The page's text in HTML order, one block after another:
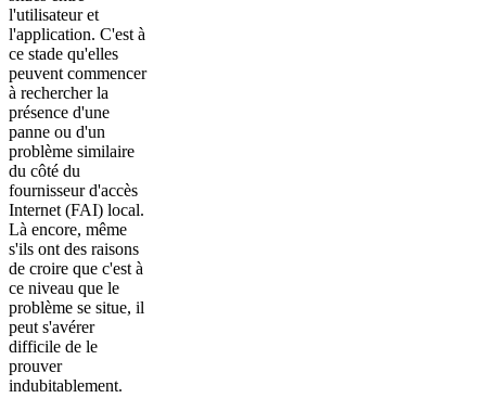
l'utilisateur et
l'application. C'est à
ce stade qu'elles
peuvent commencer
à rechercher la
présence d'une
panne ou d'un
problème similaire
du côté du
fournisseur d'accès
Internet (FAI) local.
Là encore, même
s'ils ont des raisons
de croire que c'est à
ce niveau que le
problème se situe, il
peut s'avérer
difficile de le
prouver
indubitablement.